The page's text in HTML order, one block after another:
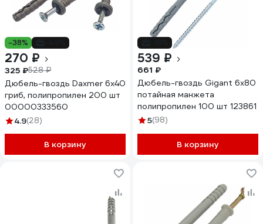
-38%
270 ₽
325 ₽528 ₽
Дюбель-гвоздь Daxmer 6х40
гриб, полипропилен 200 шт
00000333560
4.9(28)
В корзину
539 ₽
661 ₽
Дюбель-гвоздь Gigant 6x80
потайная манжета
полипропилен 100 шт 123861
5(98)
В корзину